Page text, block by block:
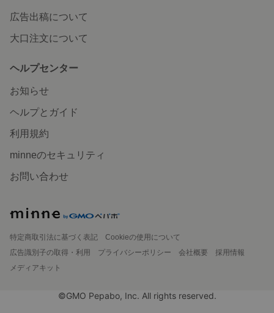
広告出稿について
大口注文について
ヘルプセンター
お知らせ
ヘルプとガイド
利用規約
minneのセキュリティ
お問い合わせ
特定商取引法に基づく表記
Cookieの使用について
広告識別子の取得・利用
プライバシーポリシー 会社概要
採用情報
メディアキット
©GMO Pepabo, Inc. All rights reserved.